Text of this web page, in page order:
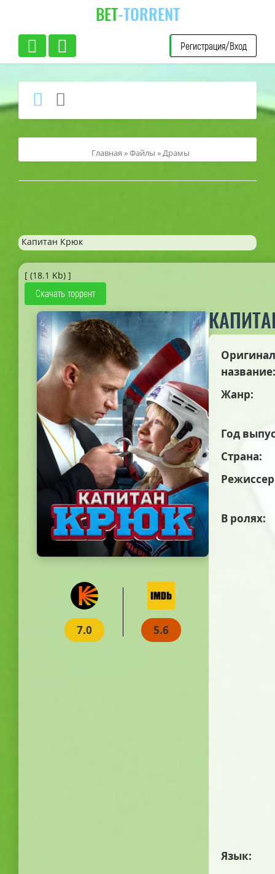
BET-TORRENT
Регистрация/Вход
Главная »Файлы »Драмы
Капитан Крюк
[ (18.1 Kb) ]
Скачать торрент
7.0 5.6
название:
Жанр:
Год
Страна:
В ролях:
Язык: